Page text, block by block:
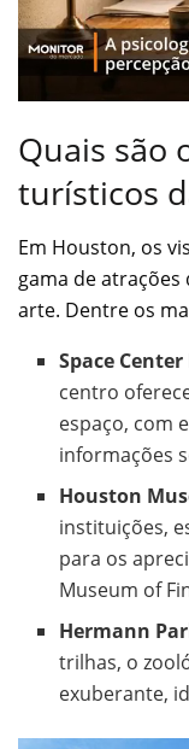
Quais são
turísticos
Em Houston, os
gama de atrações
arte. Dentre os
Space
centro
espaço, com
informações
Houston
instituições,
para os
Museum of
Hermann
trilhas, o
exuberante,